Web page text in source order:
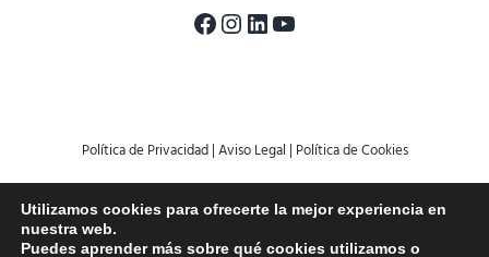
Facebook
Instagram
LinkedIn
YouTube
Política de Privacidad|Aviso Legal | Política de Cookies
Copyright © 2026POOLTIGERAll Rights Reserved | Designed byMkTIC
Utilizamos cookies para ofrecerte la mejor experiencia en
nuestra web.
Puedes aprender más sobre qué cookies utilizamos o